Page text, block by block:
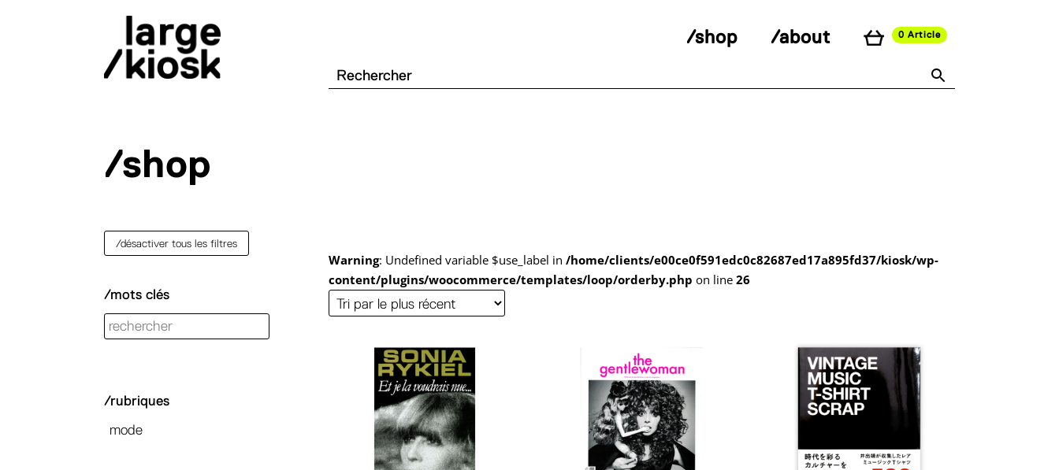
/shop /about 0 Article
/shop
/désactiver tous les filtres
/mots clés
/rubriques
mode
Warning: Undefined variable $use_label in /home/clients/e00ce0f591edc0c82687ed17a895fd37/kiosk/wp-
content/plugins/woocommerce/templates/loop/orderby.php on line 26